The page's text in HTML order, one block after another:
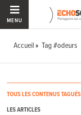
MENU
Accueil Tag #odeurs
TOUS LES CONTENUS TAGUÉS
LES ARTICLES